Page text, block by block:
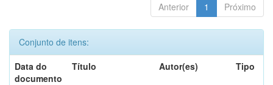
Anterior 1 Próximo
Conjunto de itens:
Data do
documento
Título Autor(es) Tipo